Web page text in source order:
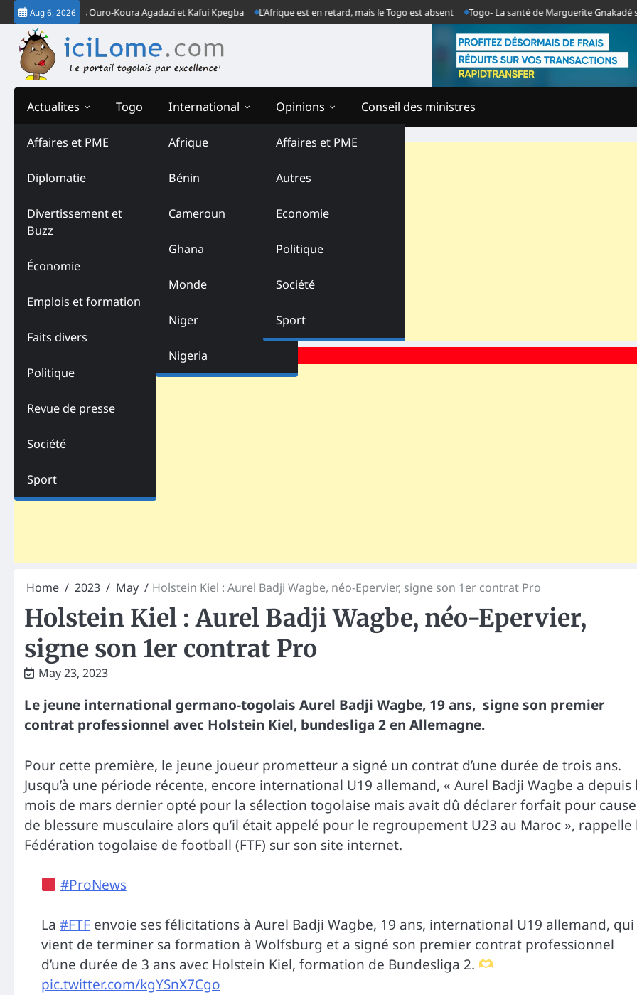
Skip
to
content
Aug 6, 2026
Togo: Cas Ouro-Koura Agadazi et Kafui Kpegba L’Afrique est en retard, mais le Togo est absent Togo- La santé de Marguerite Gnakadé se
Actualites
Affaires et PME
Diplomatie
Divertissement et
Buzz
Économie
Emplois et formation
Faits divers
Politique
Revue de presse
Société
Sport
Togo International
Afrique
Bénin
Cameroun
Ghana
Monde
Niger
Nigeria
Opinions
Affaires et PME
Autres
Economie
Politique
Société
Sport
Conseil des ministres
Home 2023 May Holstein Kiel : Aurel Badji Wagbe, néo-Epervier, signe son 1er contrat Pro
Holstein Kiel : Aurel Badji Wagbe, néo-Epervier,
signe son 1er contrat Pro
May 23, 2023
Le jeune international germano-togolais Aurel Badji Wagbe, 19 ans, signe son premier
contrat professionnel avec Holstein Kiel, bundesliga 2 en Allemagne.
Pour cette première, le jeune joueur prometteur a signé un contrat d’une durée de trois ans.
Jusqu’à une période récente, encore international U19 allemand, « Aurel Badji Wagbe a depuis
mois de mars dernier opté pour la sélection togolaise mais avait dû déclarer forfait pour cause
de blessure musculaire alors qu’il était appelé pour le regroupement U23 au Maroc », rappelle
Fédération togolaise de football (FTF) sur son site internet.
#ProNews
La #FTF envoie ses félicitations à Aurel Badji Wagbe, 19 ans, international U19 allemand, qui
vient de terminer sa formation à Wolfsburg et a signé son premier contrat professionnel
d’une durée de 3 ans avec Holstein Kiel, formation de Bundesliga 2.
pic.twitter.com/kgYSnX7Cgo